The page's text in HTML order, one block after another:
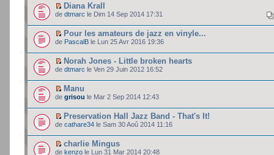
Diana Krall
de dtmarc le Dim 14 Sep 2014 17:31
Pour les amateurs de jazz en vinyle...
de PascalB le Lun 25 Avr 2016 19:36
Norah Jones - Little broken hearts
de dtmarc le Ven 29 Juin 2012 16:52
Manu
de grisou le Mar 2 Sep 2014 12:43
Preservation Hall Jazz Band - That's It!
de cathare34 le Sam 30 Aoû 2014 11:16
charlie Mingus
de kenzo le Lun 31 Mar 2014 20:48